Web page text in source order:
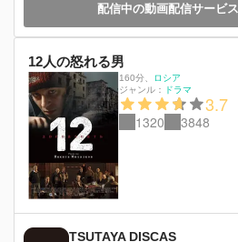
配信中の動画配信サービ
12人の怒れる男
160分
ロシア
ジャンル：
ドラマ
3.7
1320 3848
TSUTAYA DISCAS